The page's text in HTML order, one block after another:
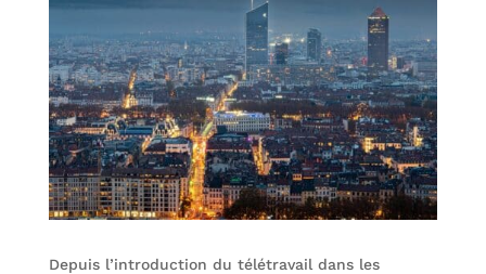
Depuis l’introduction du télétravail dans les